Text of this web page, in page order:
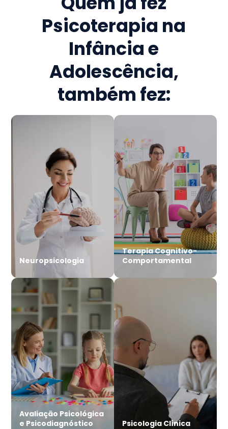
Psicoterapia na
Infância e
Adolescência,
também fez:
Neuropsicologia
Terapia Cognitivo-
Comportamental
Avaliação Psicológica
e Psicodiagnóstico
Psicologia Clínica